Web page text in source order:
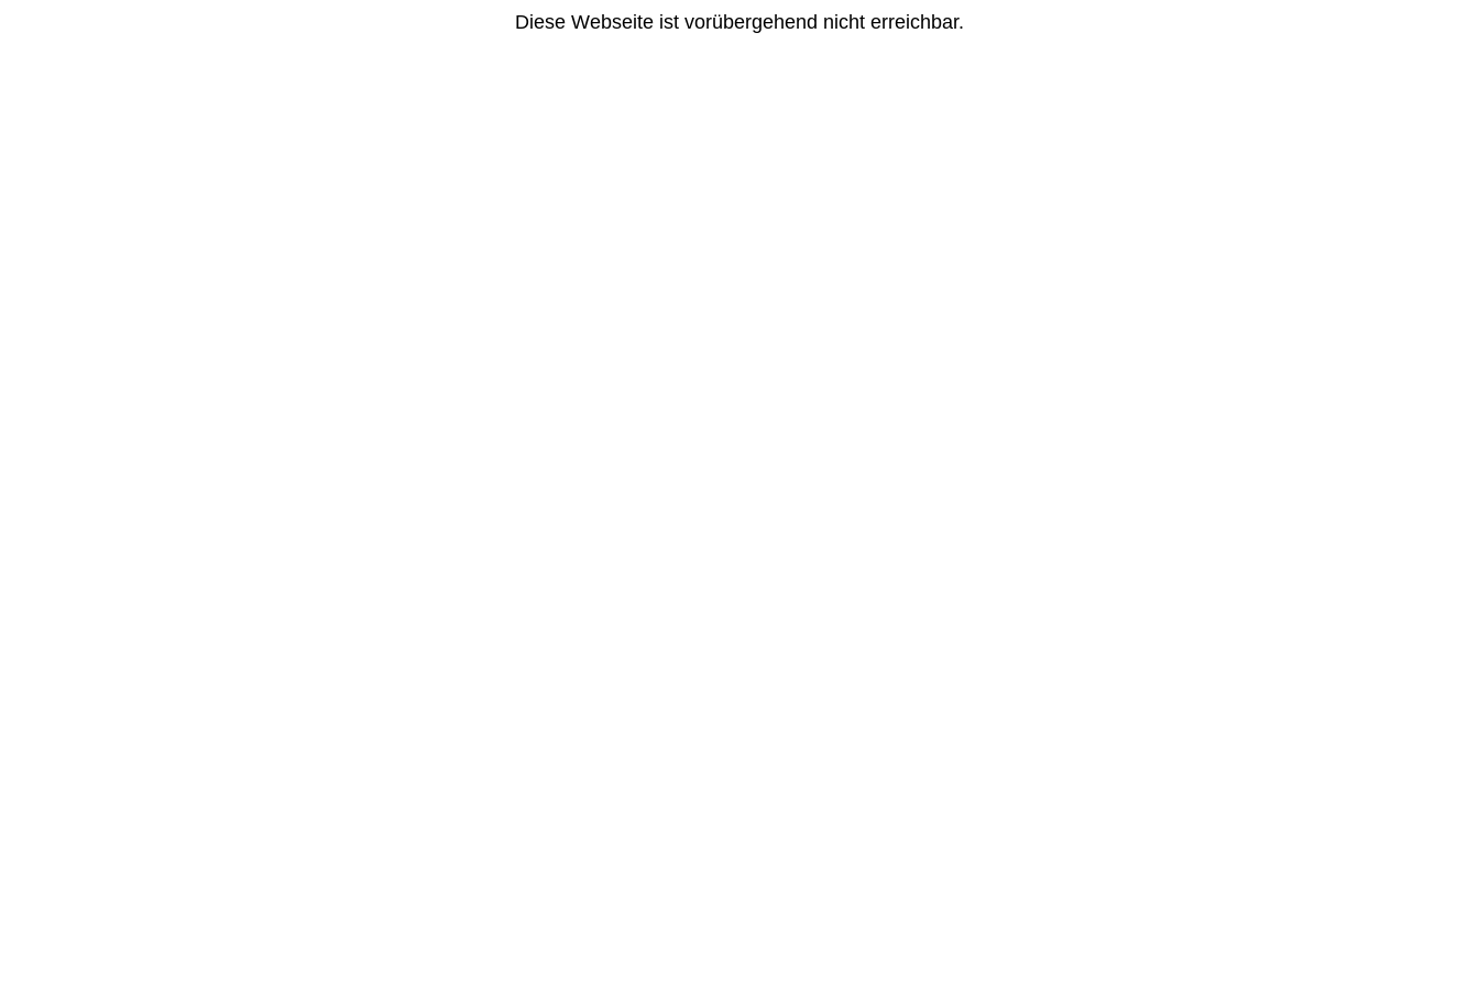
Diese Webseite ist vorübergehend nicht erreichbar.